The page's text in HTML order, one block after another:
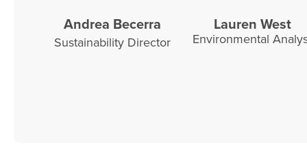
Andrea Becerra
Sustainability Director
Lauren West
Environmental